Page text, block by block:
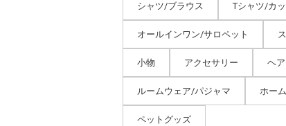
シャツ/ブラウス Tシャツ/カ
オールインワン/サロペット
小物 アクセサリー ヘ
ルームウェア/パジャマ ホー
ペットグッズ